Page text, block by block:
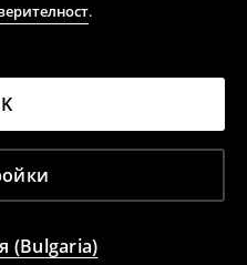
.
(Bulgaria)